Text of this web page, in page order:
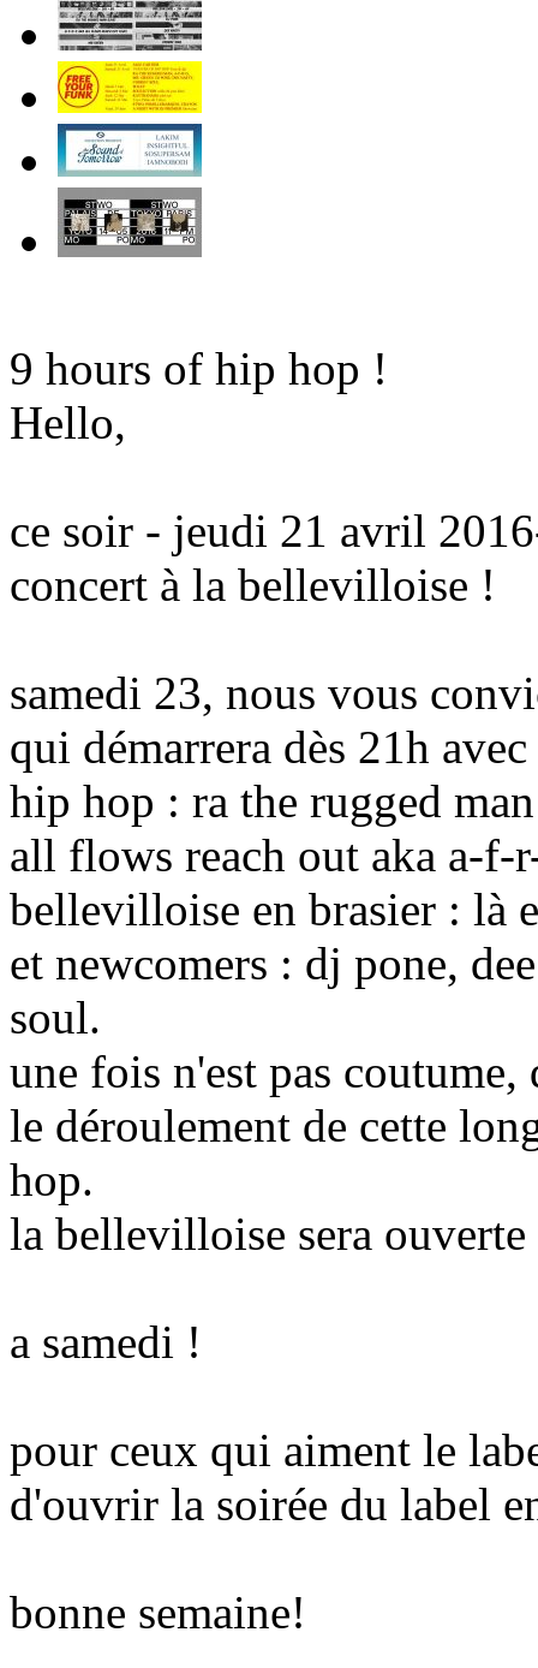
9 hours of hip hop !
Hello,
ce soir - jeudi 21 avril
concert à la bellevilloise !
samedi 23, nous vous
qui démarrera dès 21h
hip hop : ra the rugged
all flows reach out aka a-f-
bellevilloise en brasier : là
et newcomers : dj pone,
soul.
une fois n'est pas coutume,
le déroulement de cette
hop.
la bellevilloise sera
a samedi !
pour ceux qui aiment le
d'ouvrir la soirée du label
bonne semaine!